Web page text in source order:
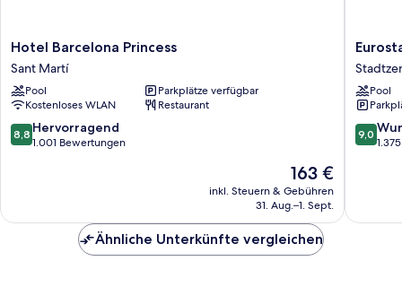
Hotel
Barcelona
Princess
Sant
Martí
Hotel Barcelona Princess
Sant Martí
Pool
Parkplätze verfügbar
Kostenloses WLAN
Restaurant
8.8
von
8,8 Hervorragend
1.001 Bewertungen
Der
Preis
beträgt
163 €
inkl. Steuern & Gebühren
31. Aug.–1. Sept.
Grand
Marina
von
Pool
9.0
von
9,0
Ähnliche Unterkünfte vergleichen